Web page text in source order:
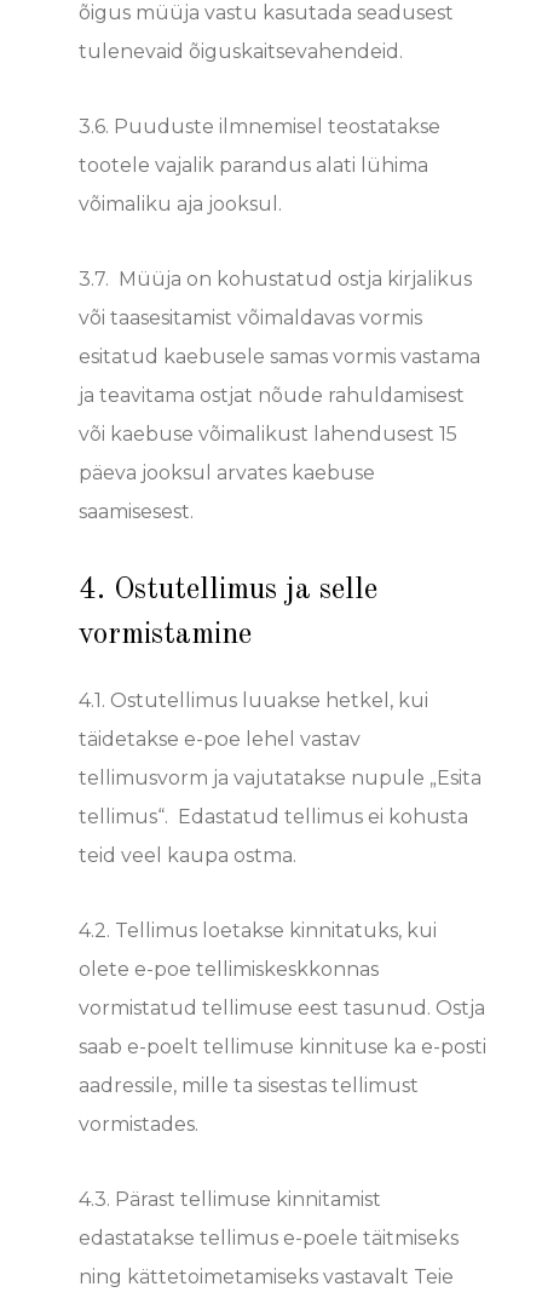
õigus müüja vastu kasutada seadusest
tulenevaid õiguskaitsevahendeid.
3.6. Puuduste ilmnemisel teostatakse
tootele vajalik parandus alati lühima
võimaliku aja jooksul.
3.7. Müüja on kohustatud ostja kirjalikus
või taasesitamist võimaldavas vormis
esitatud kaebusele samas vormis vastama
ja teavitama ostjat nõude rahuldamisest
või kaebuse võimalikust lahendusest 15
päeva jooksul arvates kaebuse
saamisesest.
4. Ostutellimus ja selle
vormistamine
4.1. Ostutellimus luuakse hetkel, kui
täidetakse e-poe lehel vastav
tellimusvorm ja vajutatakse nupule „Esita
tellimus“. Edastatud tellimus ei kohusta
teid veel kaupa ostma.
4.2. Tellimus loetakse kinnitatuks, kui
olete e-poe tellimiskeskkonnas
vormistatud tellimuse eest tasunud. Ostja
saab e-poelt tellimuse kinnituse ka e-posti
aadressile, mille ta sisestas tellimust
vormistades.
4.3. Pärast tellimuse kinnitamist
edastatakse tellimus e-poele täitmiseks
ning kättetoimetamiseks vastavalt Teie